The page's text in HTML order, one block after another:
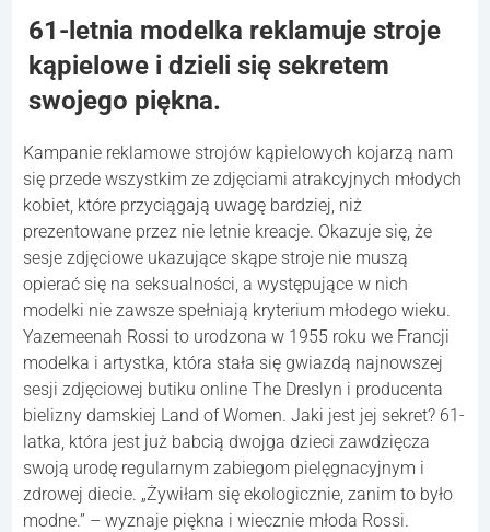
61-letnia modelka reklamuje stroje
kąpielowe i dzieli się sekretem
swojego piękna.
Kampanie reklamowe strojów kąpielowych kojarzą nam
się przede wszystkim ze zdjęciami atrakcyjnych młodych
kobiet, które przyciągają uwagę bardziej, niż
prezentowane przez nie letnie kreacje. Okazuje się, że
sesje zdjęciowe ukazujące skąpe stroje nie muszą
opierać się na seksualności, a występujące w nich
modelki nie zawsze spełniają kryterium młodego wieku.
Yazemeenah Rossi to urodzona w 1955 roku we Francji
modelka i artystka, która stała się gwiazdą najnowszej
sesji zdjęciowej butiku online The Dreslyn i producenta
bielizny damskiej Land of Women. Jaki jest jej sekret? 61-
latka, która jest już babcią dwojga dzieci zawdzięcza
swoją urodę regularnym zabiegom pielęgnacyjnym i
zdrowej diecie. „Żywiłam się ekologicznie, zanim to było
modne.” – wyznaje piękna i wiecznie młoda Rossi.